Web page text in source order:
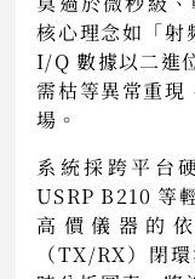
核心理念如「射
I/Q 數據以二進
需枯等異常重現
場。
系統採跨平台
USRP B210 等
高價儀器的
（TX/RX）閉